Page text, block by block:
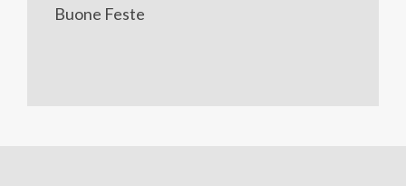
Buone Feste